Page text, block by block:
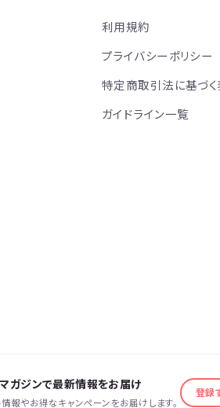
利用規約
プライバシーポリシー
特定商取引法に基づ
ガイドライン一覧
ガジンで最新情報をお届け
情報やお得なキャンペーンをお届けします。
登録